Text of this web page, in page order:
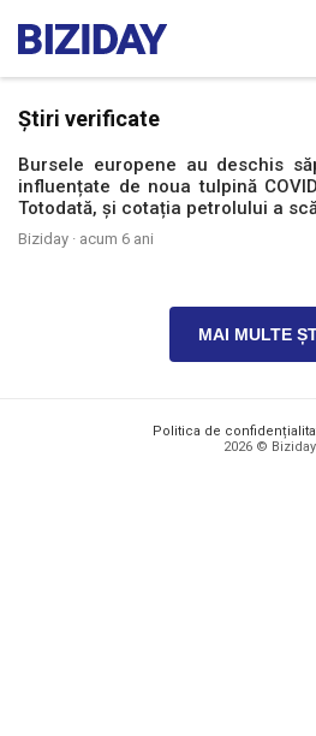
Știri verificate
Bursele europene au deschis
influențate de noua tulpină
Totodată, și cotația petrolului a
Biziday · acum 6 ani
MAI MULTE
Politica de
2026 © Biziday